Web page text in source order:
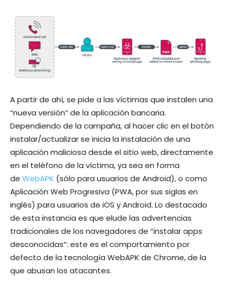
A partir de ahí, se pide a las víctimas que instalen una
“nueva versión” de la aplicación bancaria.
Dependiendo de la campaña, al hacer clic en el botón
instalar/actualizar se inicia la instalación de una
aplicación maliciosa desde el sitio web, directamente
en el teléfono de la víctima, ya sea en forma
de WebAPK (sólo para usuarios de Android), o como
Aplicación Web Progresiva (PWA, por sus siglas en
inglés) para usuarios de iOS y Android. Lo destacado
de esta instancia es que elude las advertencias
tradicionales de los navegadores de “instalar apps
desconocidas”: este es el comportamiento por
defecto de la tecnología WebAPK de Chrome, de la
que abusan los atacantes.